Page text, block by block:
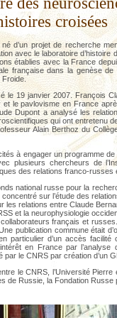
croisées
d’un projet de recherche
avec le laboratoire
établies avec la France
française dans la genèse
le 19 janvier 2007. François
et le pavlovisme en France
Dupont a analysé les
qui ont
Alain Berthoz du
à engager un programme
plusieurs chercheurs de
des relations franco-russes
national russe pour la
sur l’étude des
les relations entre Claude
et la neurophysiologie
français et
publication commune était
particulier d’un accès
en France par
le CNRS par création d’un
le CNRS, l’Université
de Russie, la Fondation